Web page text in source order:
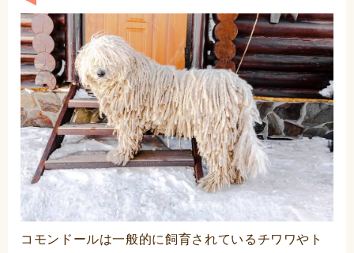
コモンドールは一般的に飼育されているチワワやト